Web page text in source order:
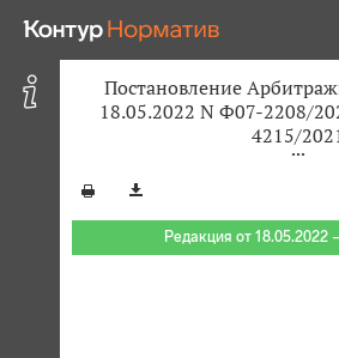
Постановление
18.05.2022 N Ф07-2208/
4215/
Редакция от 18.05.2022